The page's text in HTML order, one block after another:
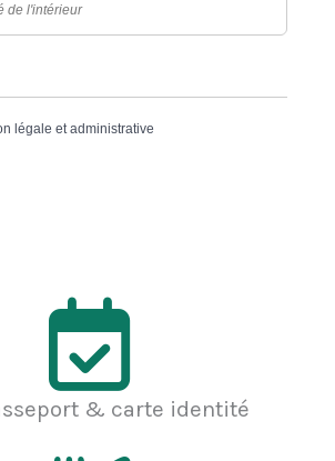
de l'intérieur
légale et administrative
& carte identité